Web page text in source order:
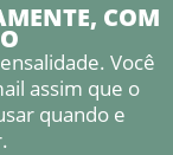
COM
Você
assim que o
quando e